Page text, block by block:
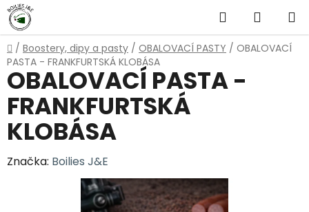
Přejít
na
obsah
Hledat
KOŠÍK
Domů
/ Boostery, dipy a pasty / OBALOVACÍ PASTY / OBALOVACÍ
PASTA - FRANKFURTSKÁ KLOBÁSA
OBALOVACÍ PASTA -
FRANKFURTSKÁ
KLOBÁSA
Značka: Boilies J&E